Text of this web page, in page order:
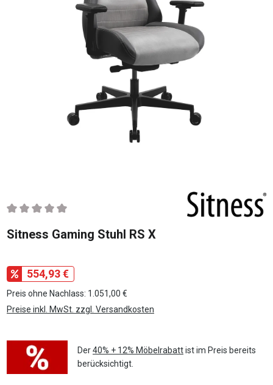
Durchschnittliche Bewertung von 0 von 5 Sternen
Sitness Gaming Stuhl RS X
554,93 €
Preis ohne Nachlass: 1.051,00 €
Preise inkl. MwSt. zzgl. Versandkosten
Der40% + 12% Möbelrabattist im Preis bereits
berücksichtigt.